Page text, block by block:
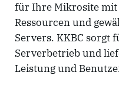
für Ihre Mikrosite mit
Ressourcen und
Servers. KKBC sorgt
Serverbetrieb und
Leistung und